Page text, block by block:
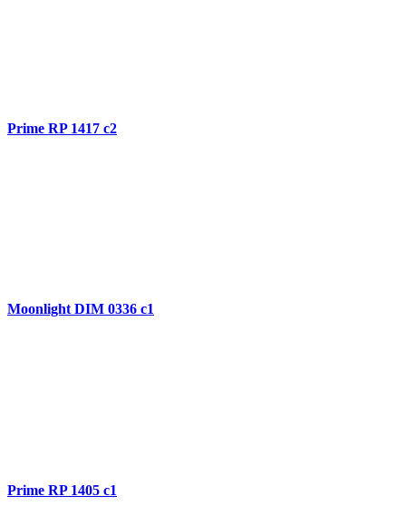
Prime RP 1417 c2
Moonlight DIM 0336 c1
Prime RP 1405 c1